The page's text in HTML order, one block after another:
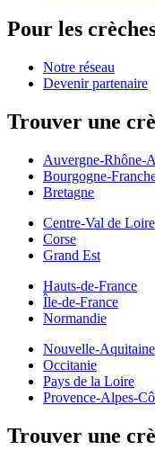
Pour les
Notre réseau
Devenir partenaire
Trouver une
Auvergne-Rhône-
Bourgogne-
Bretagne
Centre-Val de Loire
Corse
Grand Est
Hauts-de-France
Île-de-France
Normandie
Nouvelle-Aquitaine
Occitanie
Pays de la Loire
Provence-Alpes-
Trouver une